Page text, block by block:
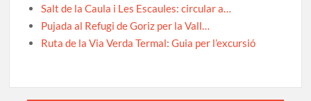
Salt de la Caula i Les Escaules: circular a…
Pujada al Refugi de Goriz per la Vall…
Ruta de la Via Verda Termal: Guia per l’excursió